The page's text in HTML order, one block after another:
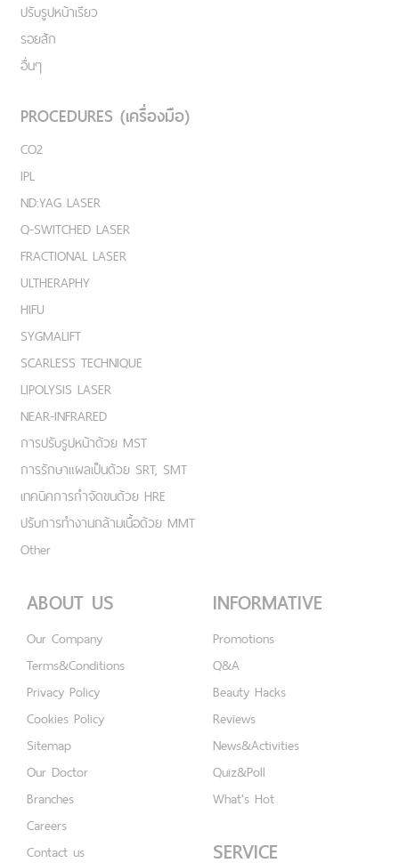
ปรับรูปหน้าเรียว
รอยสัก
อื่นๆ
PROCEDURES (เครื่องมือ)
CO2
IPL
ND:YAG LASER
Q-SWITCHED LASER
FRACTIONAL LASER
ULTHERAPHY
HIFU
SYGMALIFT
SCARLESS TECHNIQUE
LIPOLYSIS LASER
NEAR-INFRARED
การปรับรูปหน้าด้วย MST
การรักษาแผลเป็นด้วย SRT, SMT
เทคนิคการกำจัดขนด้วย HRE
ปรับการทำงานกล้ามเนื้อด้วย MMT
Other
ABOUT US
Our Company
Terms&Conditions
Privacy Policy
Cookies Policy
Sitemap
Our Doctor
Branches
Careers
Contact us
INFORMATIVE
Promotions
Q&A
Beauty Hacks
Reviews
News&Activities
Quiz&Poll
What's Hot
SERVICE